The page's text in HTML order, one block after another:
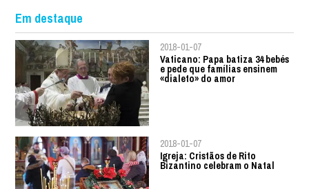
Em destaque
2018-01-07
Vaticano: Papa batiza 34 bebés
e pede que famílias ensinem
«dialeto» do amor
2018-01-07
Igreja: Cristãos de Rito
Bizantino celebram o Natal